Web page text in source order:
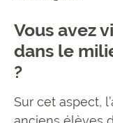
Vous avez
dans le
?
Sur cet aspect,